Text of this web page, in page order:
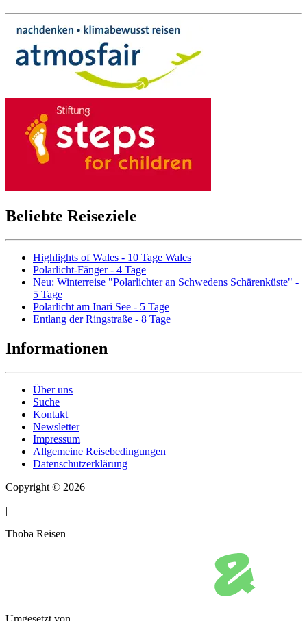
Beliebte Reiseziele
Highlights of Wales - 10 Tage Wales
Polarlicht-Fänger - 4 Tage
Neu: Winterreise "Polarlichter an Schwedens Schärenküste" -
5 Tage
Polarlicht am Inari See - 5 Tage
Entlang der Ringstraße - 8 Tage
Informationen
Über uns
Suche
Kontakt
Newsletter
Impressum
Allgemeine Reisebedingungen
Datenschutzerklärung
Copyright © 2026
|
Thoba Reisen
Umgesetzt von